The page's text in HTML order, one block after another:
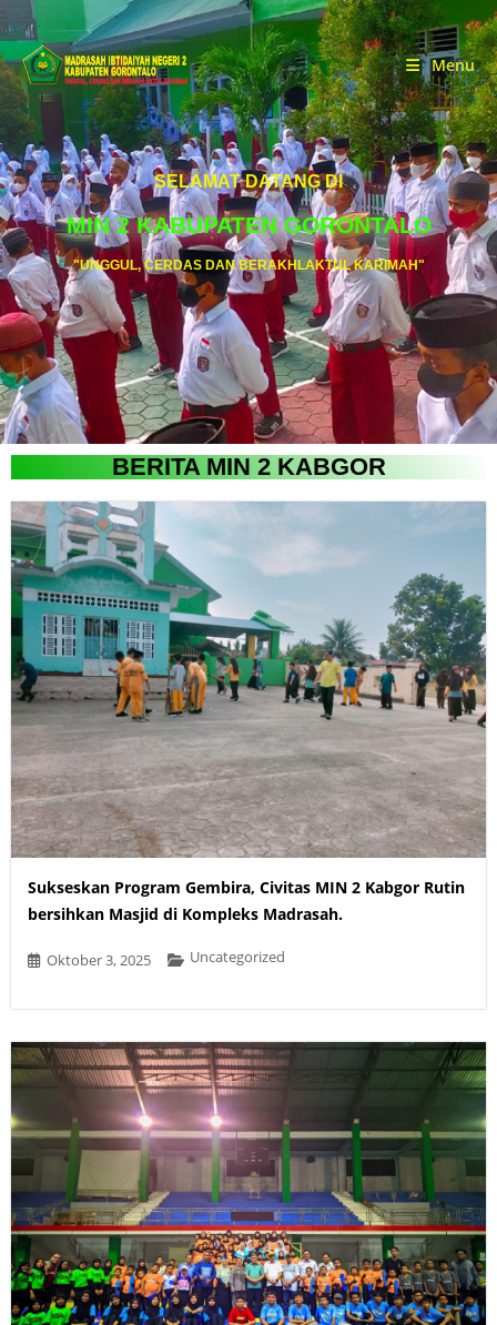
Menu
SELAMAT DATANG DI
MIN 2 KABUPATEN GORONTALO
"UNGGUL, CERDAS DAN BERAKHLAKTUL KARIMAH"
BERITA MIN 2 KABGOR
Sukseskan Program Gembira, Civitas MIN 2 Kabgor Rutin
bersihkan Masjid di Kompleks Madrasah.
Oktober 3, 2025 Uncategorized